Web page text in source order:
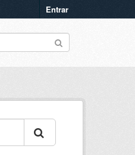
Entrar